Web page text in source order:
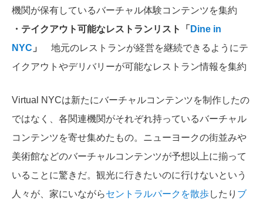
機関が保有しているバーチャル体験コンテンツを集約
・テイクアウト可能なレストランリスト「 Dine in
NYC 」
地元のレストランが経営を継続できるようにテ
イクアウトやデリバリーが可能なレストラン情報を集約
Virtual NYCは新たにバーチャルコンテンツを制作したの
ではなく、各関連機関がそれぞれ持っているバーチャル
コンテンツを寄せ集めたもの。ニューヨークの街並みや
美術館などのバーチャルコンテンツが予想以上に揃って
いることに驚きだ。観光に行きたいのに行けないという
人々が、家にいながらセントラルパークを散歩したり ブ